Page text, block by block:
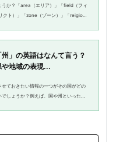
うか？「area（エリア）」「field（フィ
ト）」「zone（ゾーン）」「reigion
」の英語はなんて言う？
地域の表現...
ておきたい情報の一つがその国がどの
しょうか？例えば、国や州といった表